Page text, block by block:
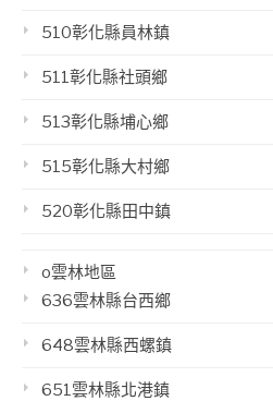
510彰化縣員林鎮
511彰化縣社頭鄉
513彰化縣埔心鄉
515彰化縣大村鄉
520彰化縣田中鎮
o雲林地區
636雲林縣台西鄉
648雲林縣西螺鎮
651雲林縣北港鎮